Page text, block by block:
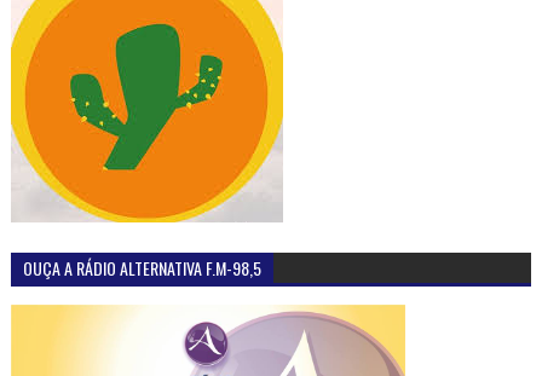
OUÇA A RÁDIO ALTERNATIVA F.M-98,5